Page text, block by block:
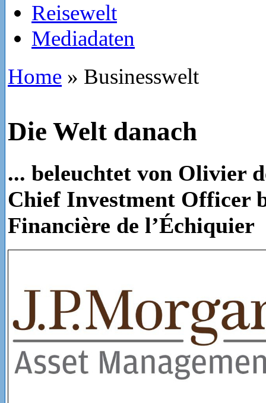
Reisewelt
Mediadaten
Home » Businesswelt
Die Welt danach
... beleuchtet von Olivier
Chief Investment Officer
Financière de l’Échiquier